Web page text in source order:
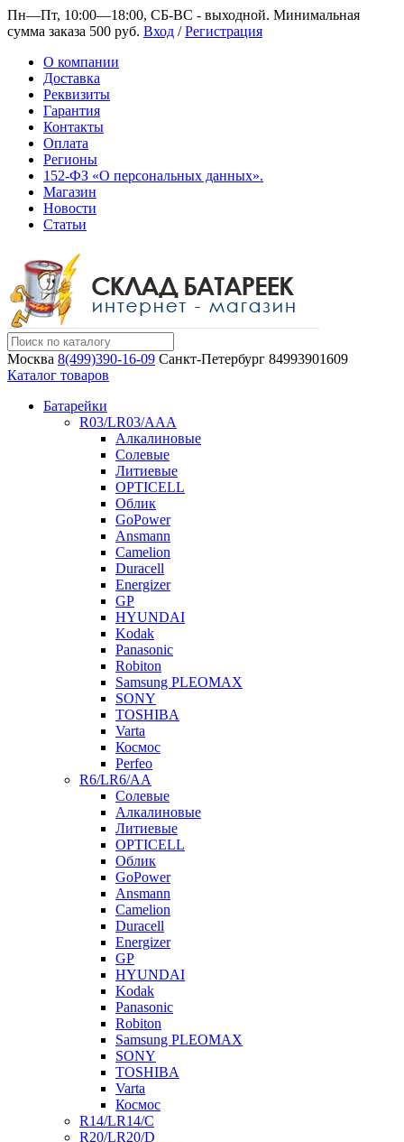
Пн—Пт, 10:00—18:00, СБ-ВС - выходной. Минимальная
сумма заказа 500 руб. Вход /Регистрация
О компании
Доставка
Реквизиты
Гарантия
Контакты
Оплата
Регионы
152-ФЗ «О персональных данных».
Магазин
Новости
Статьи
Москва 8(499)390-16-09 Санкт-Петербург 84993901609
Каталог товаров
Батарейки
R03/LR03/AAA
Алкалиновые
Солевые
Литиевые
OPTICELL
Облик
GoPower
Ansmann
Camelion
Duracell
Energizer
GP
HYUNDAI
Kodak
Panasonic
Robiton
Samsung PLEOMAX
SONY
TOSHIBA
Varta
Космос
Perfeo
R6/LR6/AA
Солевые
Алкалиновые
Литиевые
OPTICELL
Облик
GoPower
Ansmann
Camelion
Duracell
Energizer
GP
HYUNDAI
Kodak
Panasonic
Robiton
Samsung PLEOMAX
SONY
TOSHIBA
Varta
Космос
R14/LR14/C
R20/LR20/D